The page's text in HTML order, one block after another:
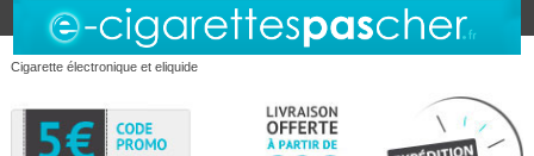
Cigarette électronique et eliquide